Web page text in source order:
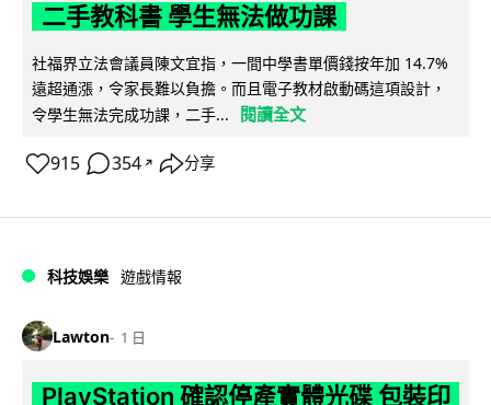
二手教科書 學生無法做功課
社福界立法會議員陳文宜指，一間中學書單價錢按年加 14.7%
遠超通漲，令家長難以負擔。而且電子教材啟動碼這項設計，
令學生無法完成功課，二手...
閱讀全文
915 354 ↗ 分享
科技娛樂 遊戲情報
Lawton 1 日
PlayStation 確認停產實體光碟 包裝印